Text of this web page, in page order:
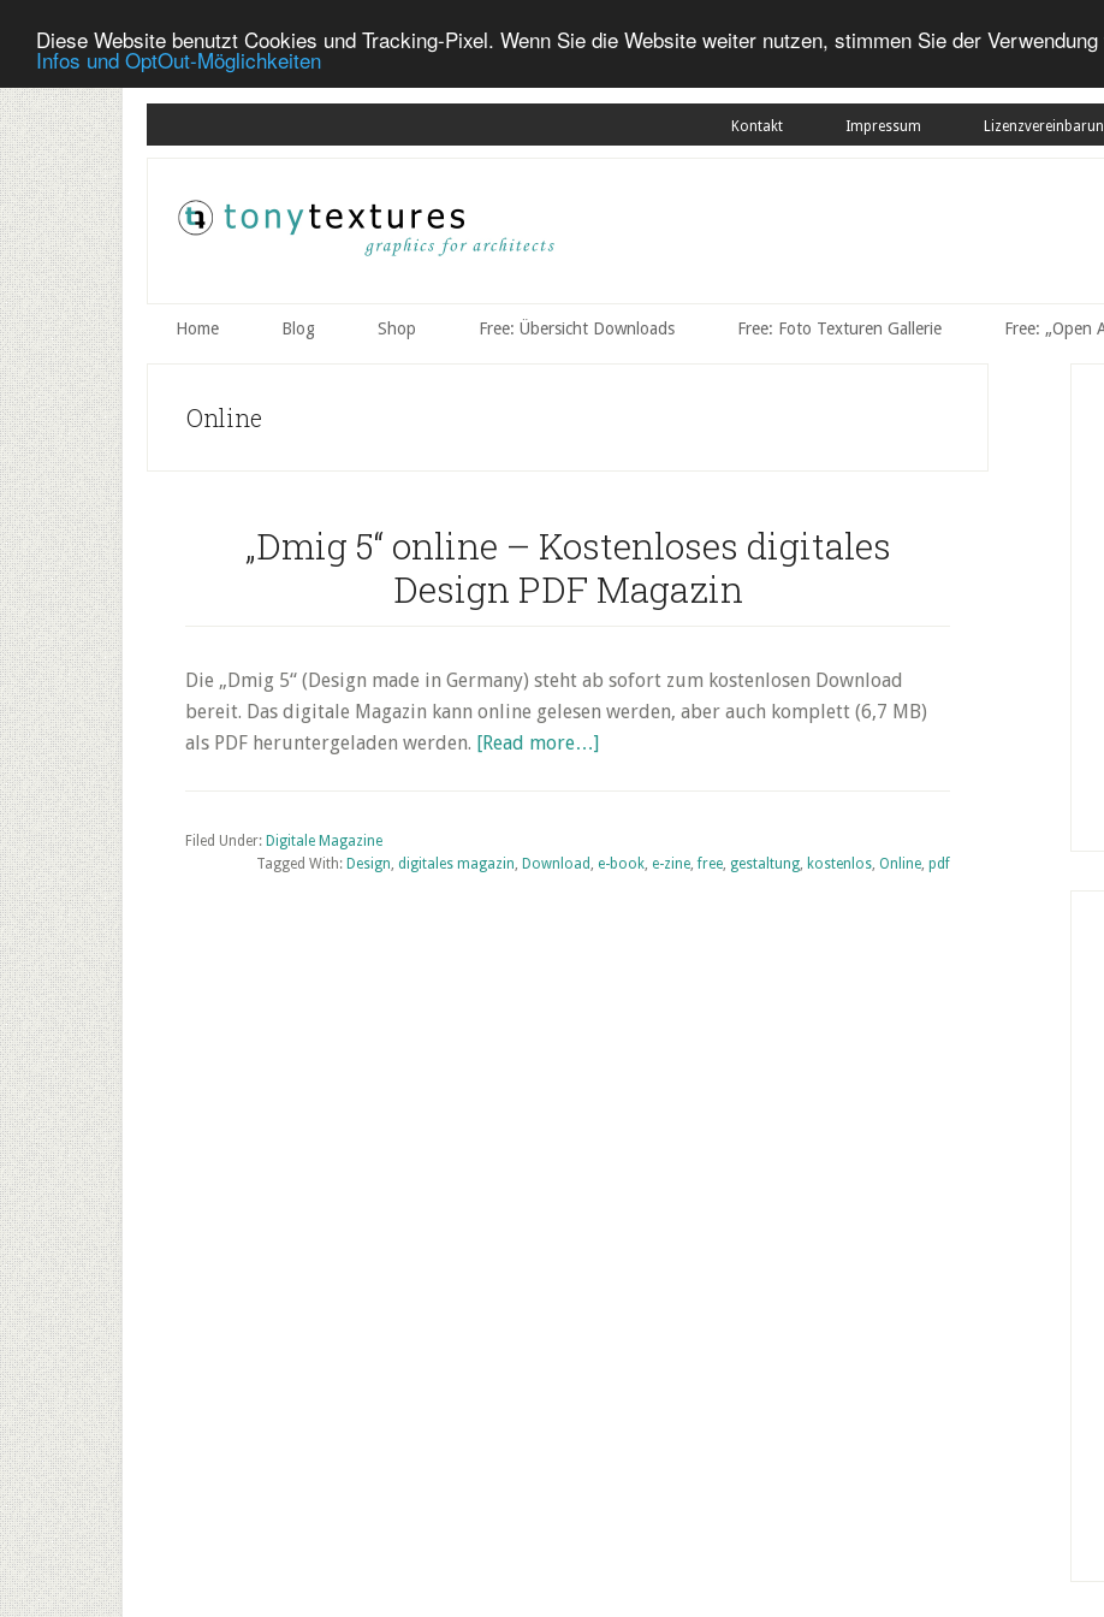
Diese Website benutzt Cookies und Tracking-Pixel. Wenn Sie die Website weiter nutzen, stimmen Sie der
Infos und OptOut-Möglichkeiten
Skip
to
secondary
menu
Skip
to
main
content
Skip
to
primary
sidebar
Kontakt Impressum
Home Blog Shop Free: Übersicht Downloads Free: Foto Texturen Gallerie Free: „Open
Online
„Dmig 5“ online – Kostenloses digitales
Design PDF Magazin
Die „Dmig 5“ (Design made in Germany) steht ab sofort zum kostenlosen Download
bereit. Das digitale Magazin kann online gelesen werden, aber auch komplett (6,7 MB)
als PDF heruntergeladen werden. [Read more…]about
–
Filed Under: Digitale Magazine
Tagged With: Design, digitales magazin, Download , e-book, e-zine,free, gestaltung, kostenlos, Online, pdf